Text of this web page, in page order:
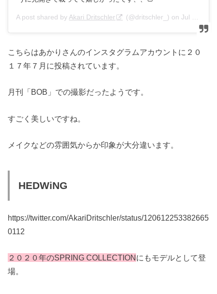
A post shared by Akari Dritschler (@dritschler_) onJul 17, 2017 at 2:36pm PDT
こちらはあかりさんのインスタグラムアカウントに２０
１７年７月に投稿されています。
月刊「BOB」での撮影だったようです。
すごく美しいですね。
メイクなどの雰囲気からか印象が大分違います。
HEDWiNG
https://twitter.com/AkariDritschler/status/120612253382665
0112
２０２０年のSPRING COLLECTIONにもモデルとして登
場。